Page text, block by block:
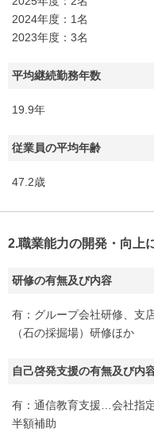
2024年度：1名
2023年度：3名
平均継続勤務年数
19.9年
従業員の平均年齢
47.2歳
2.職業能力の開発・向上
研修の有無及び内容
有：グループ会社研修、支
（石の採掘場）研修ほか
自己啓発支援の有無及び内
有：通信教育支援…会社指
半額補助